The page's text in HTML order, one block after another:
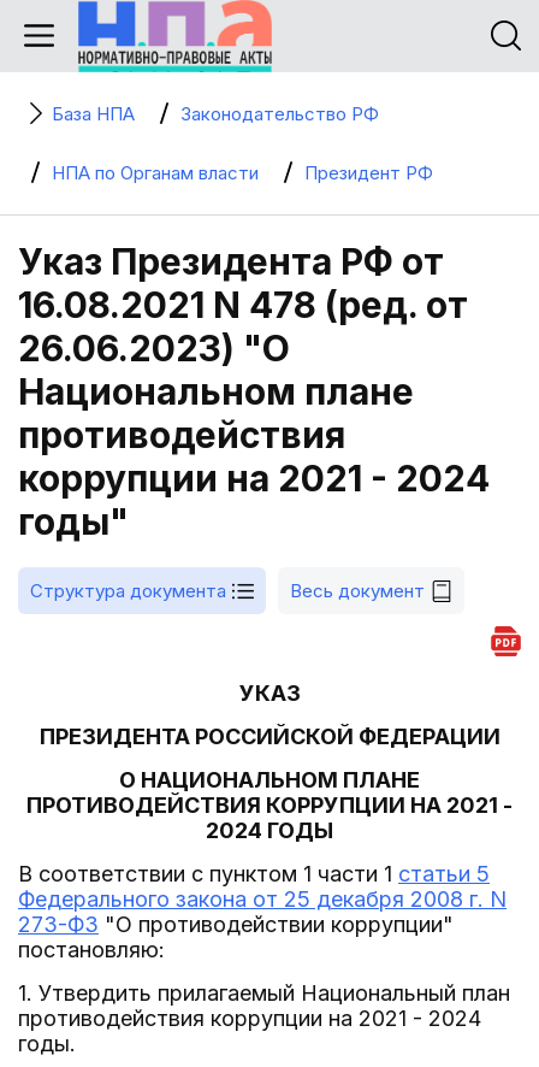
База НПА Законодательство РФ
НПА по Органам власти Президент РФ
Указ Президента РФ от
16.08.2021 N 478 (ред. от
26.06.2023) "О
Национальном плане
противодействия
коррупции на 2021 - 2024
годы"
Структура документа Весь документ
УКАЗ
ПРЕЗИДЕНТА РОССИЙСКОЙ ФЕДЕРАЦИИ
О НАЦИОНАЛЬНОМ ПЛАНЕ
ПРОТИВОДЕЙСТВИЯ КОРРУПЦИИ НА 2021 -
2024 ГОДЫ
В соответствии с пунктом 1 части 1 статьи 5
Федерального закона от 25 декабря 2008 г. N
273-ФЗ "О противодействии коррупции"
постановляю:
1. Утвердить прилагаемый Национальный план
противодействия коррупции на 2021 - 2024
годы.